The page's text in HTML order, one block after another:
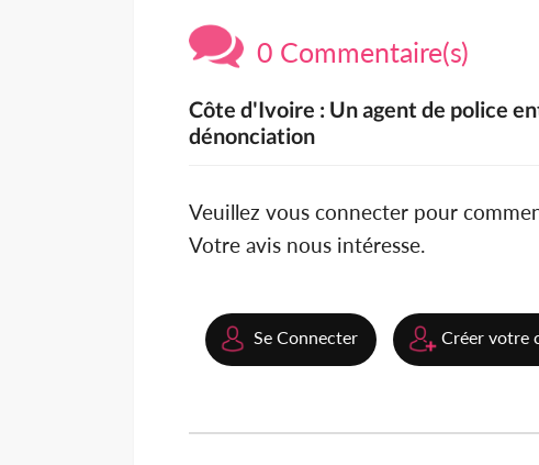
0 Commentaire(s)
Côte d'Ivoire : Un agent de police
dénonciation
Veuillez vous connecter pour
Votre avis nous intéresse.
Se Connecter Créer votre